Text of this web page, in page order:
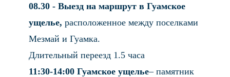
08.30 - Выезд на маршрут в Гуамское
ущелье, расположенное между поселками
Мезмай и Гуамка.
Длительный переезд 1.5 часа
11:30-14:00 Гуамское ущелье– памятник